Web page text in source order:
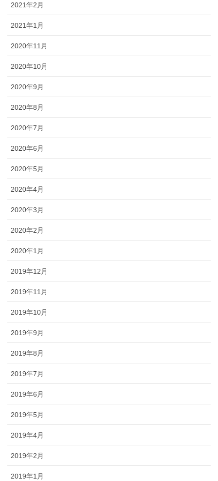
2021年2月
2021年1月
2020年11月
2020年10月
2020年9月
2020年8月
2020年7月
2020年6月
2020年5月
2020年4月
2020年3月
2020年2月
2020年1月
2019年12月
2019年11月
2019年10月
2019年9月
2019年8月
2019年7月
2019年6月
2019年5月
2019年4月
2019年2月
2019年1月